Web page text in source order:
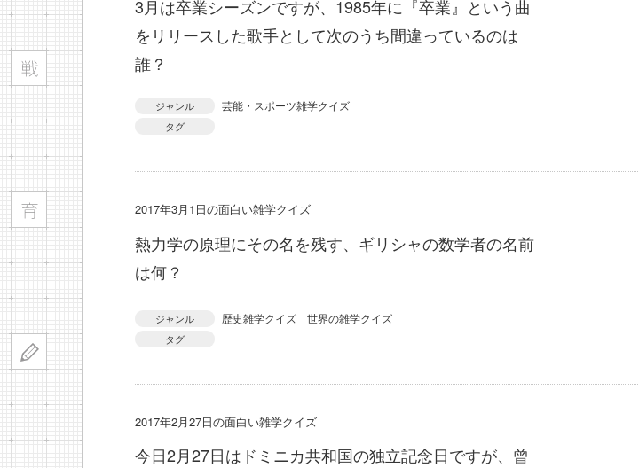
3月は卒業シーズンですが、1985年に『卒業』という曲
をリリースした歌手として次のうち間違っているのは
誰？
ジャンル 芸能・スポーツ雑学クイズ
タグ
2017年3月1日の面白い雑学クイズ
熱力学の原理にその名を残す、ギリシャの数学者の名前
は何？
ジャンル 歴史雑学クイズ 世界の雑学クイズ
タグ
2017年2月27日の面白い雑学クイズ
今日2月27日はドミニカ共和国の独立記念日ですが、曾